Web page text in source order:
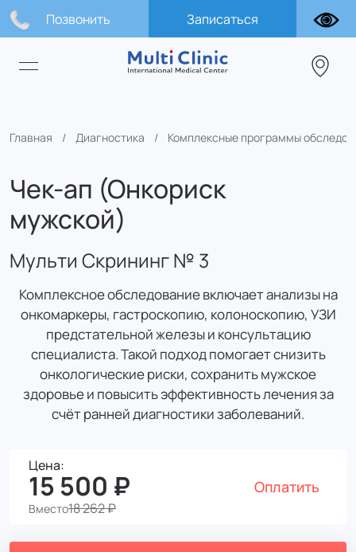
Позвонить Записаться
Главная Диагностика Комплексные программы
Чек-ап (Онкориск
мужской)
Мульти Скрининг № 3
Комплексное обследование включает анализы на
онкомаркеры, гастроскопию, колоноскопию, УЗИ
предстательной железы и консультацию
специалиста. Такой подход помогает снизить
онкологические риски, сохранить мужское
здоровье и повысить эффективность лечения за
счёт ранней диагностики заболеваний.
Цена:
15 500 ₽
Вместо18 262 ₽
Оплатить